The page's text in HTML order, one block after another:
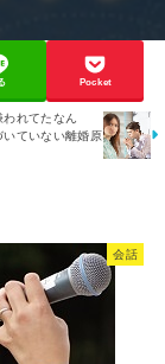
Pocket
われてたなん
ていない離婚原
会話